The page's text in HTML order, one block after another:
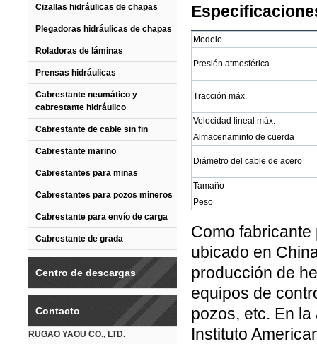
Cizallas hidráulicas de chapas
Plegadoras hidráulicas de chapas
Roladoras de láminas
Prensas hidráulicas
Cabrestante neumático y
cabrestante hidráulico
Cabrestante de cable sin fin
Cabrestante marino
Cabrestantes para minas
Cabrestantes para pozos mineros
Cabrestante para envío de carga
Cabrestante de grada
Centro de descargas
Contacto
RUGAO YAOU CO., LTD.
Modelo
Presión atmosférica
Tracción máx.
Velocidad lineal máx.
Almacenaminto de cuerda
Diámetro del cable de acero
Tamaño
Peso
Como
ubicado en
producción de
equipos de
pozos, etc. En
Instituto